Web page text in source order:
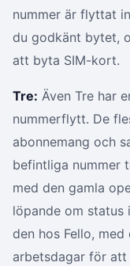
nummer är flyttat
du godkänt bytet,
att byta SIM-kort.
Tre: Även Tre har
nummerflytt. De
abonnemang och
befintliga nummer
med den gamla
löpande om status
den hos Fello,
arbetsdagar för att